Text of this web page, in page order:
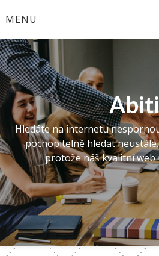
toMENU
Abiti
Hledáte na internetu
pochopitelně hledat
protože náš kvalitní web